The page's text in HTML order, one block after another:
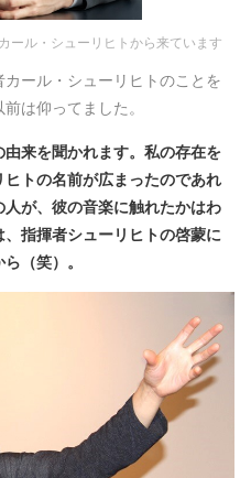
ール・シューリヒトから来ています
ール・シューリヒトのことを
は仰ってました。
来を聞かれます。私の存在を
トの名前が広まったのであれ
が、彼の音楽に触れたかはわ
指揮者シューリヒトの啓蒙に
（笑）。